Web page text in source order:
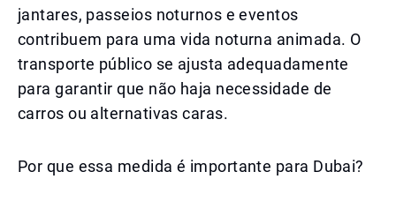
jantares, passeios noturnos e eventos
contribuem para uma vida noturna animada. O
transporte público se ajusta adequadamente
para garantir que não haja necessidade de
carros ou alternativas caras.
Por que essa medida é importante para Dubai?